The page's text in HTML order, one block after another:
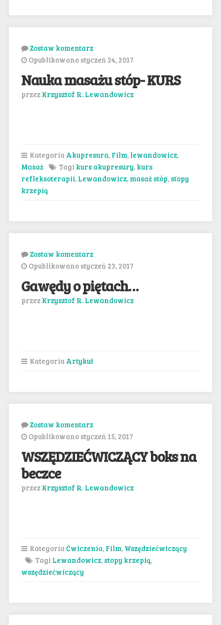
Zostaw komentarz
Opublikowano styczeń 24, 2017
Nauka masażu stóp- KURS
przez Krzysztof R. Lewandowicz
Kategoria Akupresura, Film, lewandowicz,
Masaż
Tagi kurs akupresury, kurs
refleksoterapii, Lewandowicz, masaż stóp, stopy
krzepią
Zostaw komentarz
Opublikowano styczeń 23, 2017
Gawędy o piętach…
przez Krzysztof R. Lewandowicz
Kategoria Artykuł
Zostaw komentarz
Opublikowano styczeń 15, 2017
WSZĘDZIEĆWICZĄCY boks na
beczce
przez Krzysztof R. Lewandowicz
Kategoria Ćwiczenia, Film, Wszędziećwiczący
Tagi Lewandowicz, stopy krzepią,
wszędziećwiczący